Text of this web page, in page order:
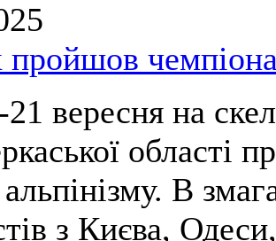
21 вересня на
області
альпінізму. В
з Києва,